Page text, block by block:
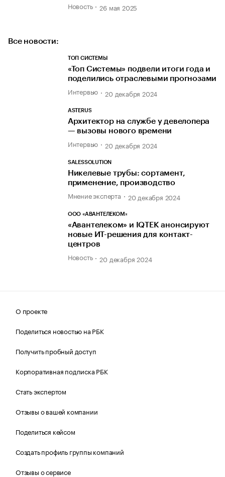
Новость 26 мая 2025
Все новости:
ТОП СИСТЕМЫ
«Топ Системы» подвели итоги года и
поделились отраслевыми прогнозами
Интервью 20 декабря 2024
ASTERUS
Архитектор на службе у девелопера
— вызовы нового времени
Интервью 20 декабря 2024
SALESSOLUTION
Никелевые трубы: сортамент,
применение, производство
Мнение эксперта 20 декабря 2024
ООО «АВАНТЕЛЕКОМ»
«Авантелеком» и IQTEK анонсируют
новые ИТ-решения для контакт-
центров
Новость 20 декабря 2024
О проекте
Поделиться новостью на РБК
Получить пробный доступ
Корпоративная подписка РБК
Стать экспертом
Отзывы о вашей компании
Поделиться кейсом
Создать профиль группы компаний
Отзывы о сервисе